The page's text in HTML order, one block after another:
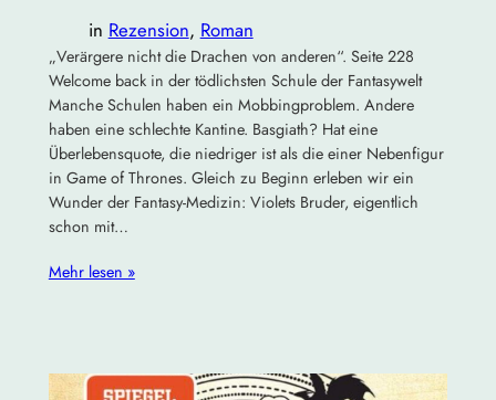
in Rezension, Roman
„Verärgere nicht die Drachen von anderen“. Seite 228
Welcome back in der tödlichsten Schule der Fantasywelt
Manche Schulen haben ein Mobbingproblem. Andere
haben eine schlechte Kantine. Basgiath? Hat eine
Überlebensquote, die niedriger ist als die einer Nebenfigur
in Game of Thrones. Gleich zu Beginn erleben wir ein
Wunder der Fantasy-Medizin: Violets Bruder, eigentlich
schon mit…
Mehr lesen »